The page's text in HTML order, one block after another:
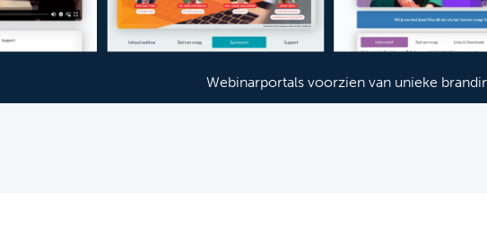
Webinarportals voorzien van unieke